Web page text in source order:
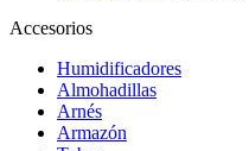
Accesorios
Humidificadores
Almohadillas
Arnés
Armazón